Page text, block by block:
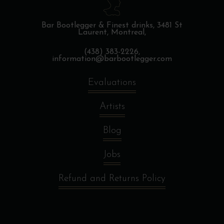
Bar Bootlegger & Finest drinks, 3481 St
Laurent, Montreal,
(438) 383-2226,
information@barbootlegger.com
Evaluations
Artists
Blog
Jobs
Refund and Returns Policy